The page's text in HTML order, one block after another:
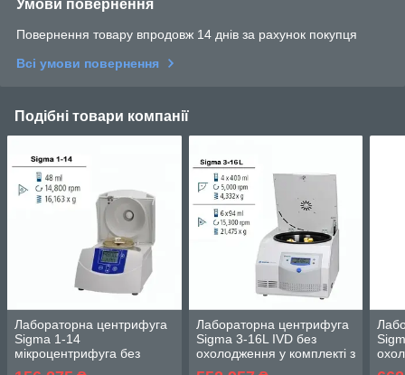
Умови повернення
Повернення товару впродовж 14 днів за рахунок покупця
Всі умови повернення
Подібні товари компанії
Лабораторна центрифуга
Sigma 1-14
мікроцентрифуга без
охолодження у комплекті з
Лабораторна центрифуга
Sigma 3-16L IVD без
охолодження у комплекті з
поворотно-відкидним
з